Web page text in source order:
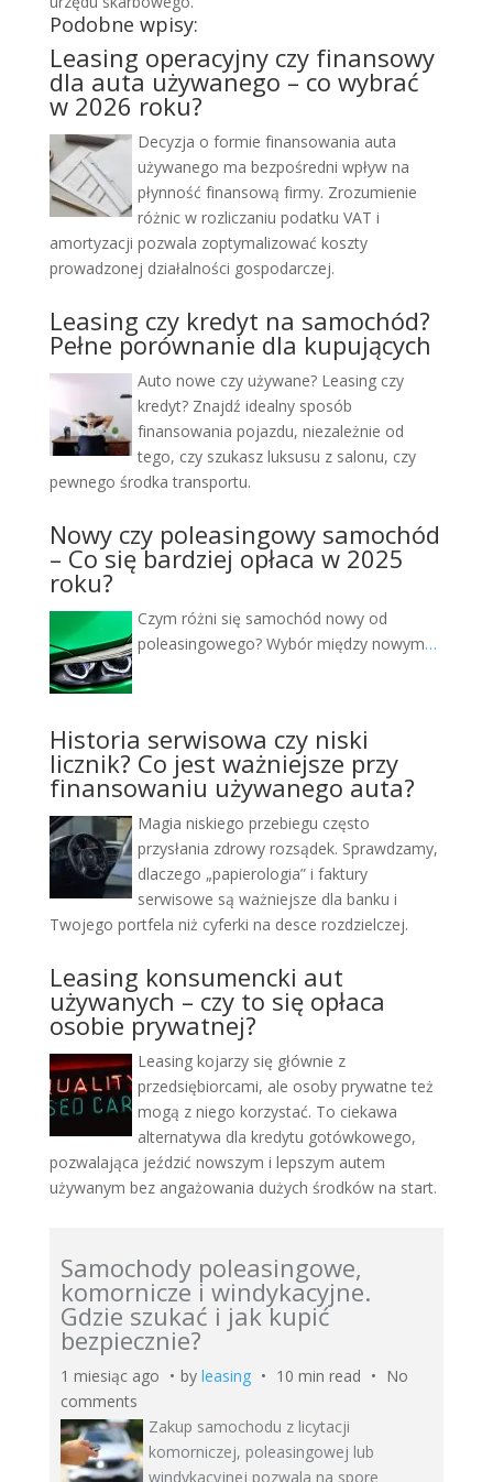
Podobne wpisy:
Leasing operacyjny czy finansowy
dla auta używanego – co wybrać
w 2026 roku?
Decyzja o formie finansowania auta
używanego ma bezpośredni wpływ na
płynność finansową firmy. Zrozumienie
różnic w rozliczaniu podatku VAT i
amortyzacji pozwala zoptymalizować koszty
prowadzonej działalności gospodarczej.
Leasing czy kredyt na samochód?
Pełne porównanie dla kupujących
Auto nowe czy używane? Leasing czy
kredyt? Znajdź idealny sposób
finansowania pojazdu, niezależnie od
tego, czy szukasz luksusu z salonu, czy
pewnego środka transportu.
Nowy czy poleasingowy samochód
– Co się bardziej opłaca w 2025
roku?
Czym różni się samochód nowy od
poleasingowego? Wybór między nowym…
Historia serwisowa czy niski
licznik? Co jest ważniejsze przy
finansowaniu używanego auta?
Magia niskiego przebiegu często
przysłania zdrowy rozsądek. Sprawdzamy,
dlaczego „papierologia” i faktury
serwisowe są ważniejsze dla banku i
Twojego portfela niż cyferki na desce rozdzielczej.
Leasing konsumencki aut
używanych – czy to się opłaca
osobie prywatnej?
Leasing kojarzy się głównie z
przedsiębiorcami, ale osoby prywatne też
mogą z niego korzystać. To ciekawa
alternatywa dla kredytu gotówkowego,
pozwalająca jeździć nowszym i lepszym autem
używanym bez angażowania dużych środków na start.
Samochody poleasingowe,
komornicze i windykacyjne.
Gdzie szukać i jak kupić
bezpiecznie?
1 miesiąc ago by leasing 10 min read
No
comments
Zakup samochodu z licytacji
komorniczej, poleasingowej lub
windykacyjnej pozwala na spore